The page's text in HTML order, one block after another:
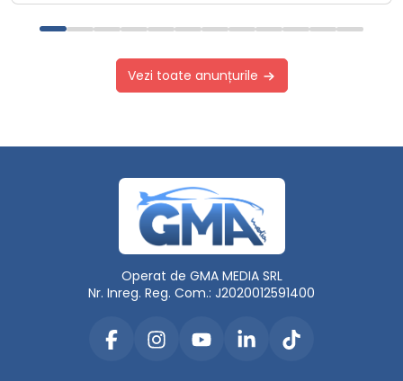
Vezi toate anunțurile
Operat de GMA MEDIA SRL
Nr. Inreg. Reg. Com.: J2020012591400